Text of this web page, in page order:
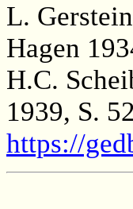
L.
Hagen
H.C.
1939, S.
https://